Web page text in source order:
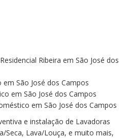
Ribeira em São José dos
São José dos Campos
em São José dos Campos
em São José dos Campos
e instalação de Lavadoras
Seca, Lava/Louça, e muito mais,